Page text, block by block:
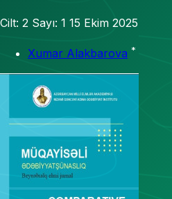
Cilt: 2 Sayı: 1 15 Ekim 2025
Xumar Alakbarova *